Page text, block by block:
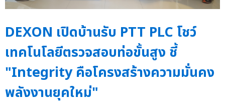
DEXON เปิดบ้านรับ PTT PLC โชว์
เทคโนโลยีตรวจสอบท่อขั้นสูง ชี้
"Integrity คือโครงสร้างความมั่นคง
พลังงานยุคใหม่"